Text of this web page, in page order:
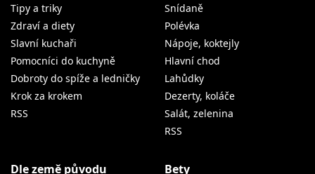
Tipy a triky
Zdraví a diety
Slavní kuchaři
Pomocníci do kuchyně
Dobroty do spíže a ledničky
Krok za krokem
RSS
Snídaně
Polévka
Nápoje, koktejly
Hlavní chod
Lahůdky
Dezerty, koláče
Salát, zelenina
RSS
Dle země původu Bety